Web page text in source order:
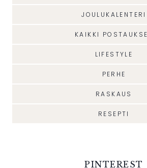
JOULUKALENTERI
KAIKKI
LIFESTYLE
PERHE
RASKAUS
RESEPTI
PINTEREST